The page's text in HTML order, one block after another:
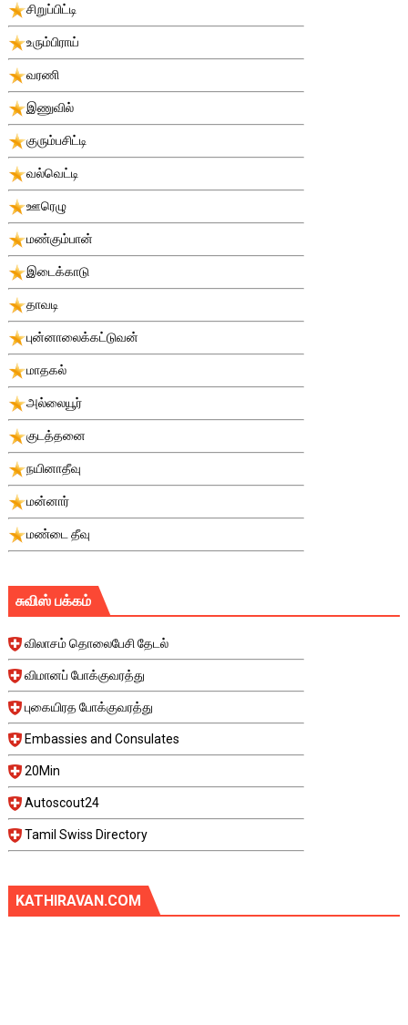
சிறுப்பிட்டி
உரும்பிராய்
வரணி
இணுவில்
குரும்பசிட்டி
வல்வெட்டி
ஊரெழு
மண்கும்பான்
இடைக்காடு
தாவடி
புன்னாலைக்கட்டுவன்
மாதகல்
அல்லையூர்
குடத்தனை
நயினாதீவு
மன்னார்
மண்டை தீவு
சுவிஸ் பக்கம்
விலாசம் தொலைபேசி தேடல்
விமானப் போக்குவரத்து
புகையிரத போக்குவரத்து
Embassies and Consulates
20Min
Autoscout24
Tamil Swiss Directory
KATHIRAVAN.COM